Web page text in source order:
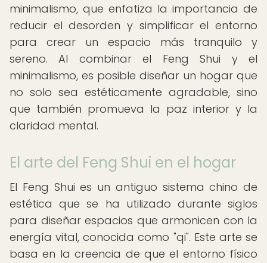
minimalismo, que enfatiza la importancia de
reducir el desorden y simplificar el entorno
para crear un espacio más tranquilo y
sereno. Al combinar el Feng Shui y el
minimalismo, es posible diseñar un hogar que
no solo sea estéticamente agradable, sino
que también promueva la paz interior y la
claridad mental.
El arte del Feng Shui en el hogar
El Feng Shui es un antiguo sistema chino de
estética que se ha utilizado durante siglos
para diseñar espacios que armonicen con la
energía vital, conocida como "qi". Este arte se
basa en la creencia de que el entorno físico